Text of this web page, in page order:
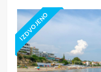
IZDVOJENO